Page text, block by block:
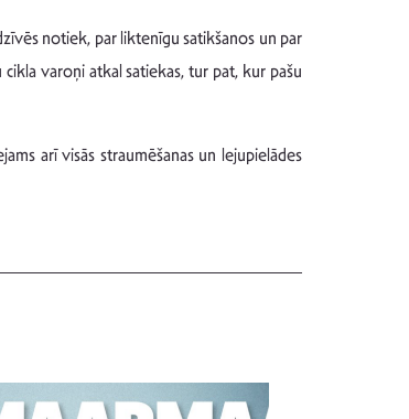
notiek, par liktenīgu satikšanos un par
varoņi atkal satiekas, tur pat, kur pašu
arī visās straumēšanas un lejupielādes